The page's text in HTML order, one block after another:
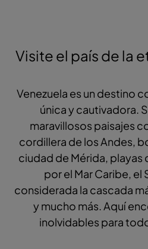
Visite el país de la
Venezuela es un destino
única y cautivadora.
maravillosos paisajes
cordillera de los Andes,
ciudad de Mérida, playas
por el Mar Caribe, el
considerada la cascada
y mucho más. Aquí
inolvidables para